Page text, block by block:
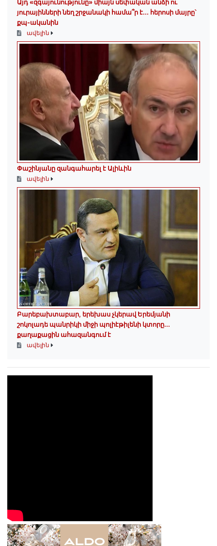
Այդ «զգայունությունը» միայն սեփական անձի ու
յուրայինների նեղ շրջանակի համա՞ր է․․․ հերոսի մայրը՝
քպ-ականին
ավելին
Փաշինյանը զանգահարել է Ալիևին
ավելին
Բարեբախտաբար, երեխաս չկերավ Երեմյանի
շոկոլադե պանրիկի միջի պոլիէթիլենի կտորը․․․
քաղաքացին ահազանգում է
ավելին